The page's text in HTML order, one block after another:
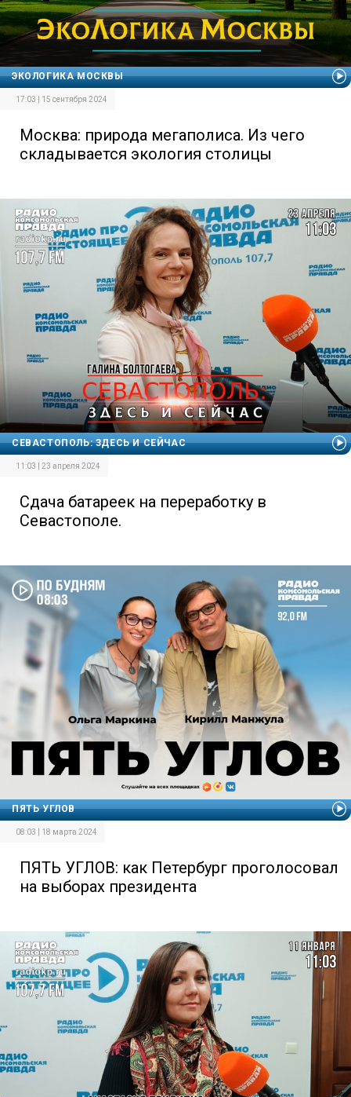
ЭКОЛОГИКА МОСКВЫ
17:03 | 15 сентября 2024
Москва: природа мегаполиса. Из чего
складывается экология столицы
СЕВАСТОПОЛЬ: ЗДЕСЬ И СЕЙЧАС
11:03 | 23 апреля 2024
Сдача батареек на переработку в
Севастополе.
ПЯТЬ УГЛОВ
08:03 | 18 марта 2024
ПЯТЬ УГЛОВ: как Петербург проголосовал
на выборах президента